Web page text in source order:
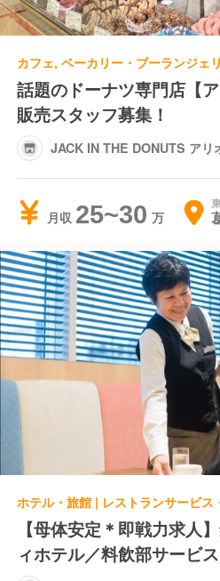
話題のドーナツ専門店【
販売スタッフ募集！
JACK IN THE DONUTS アリ
月収 25~30
【母体安定＊即戦力求人
ィホテル／料飲部サービ